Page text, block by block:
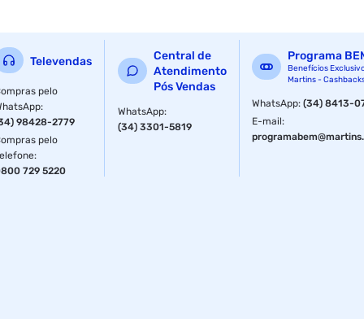
Largura da capa: 0,7 centímetro
Material constitutivo: Plásticos e metais
Quantidade: 25 pares
Especificações
Televendas
pelo
:
98428-2779
pelo
:
729 5220
Central de
Atendimento
Pós Vendas
WhatsApp:
(34) 3301-5819
Programa
Benefícios
Martins -
WhatsApp:(34) 8413-
E-mail: